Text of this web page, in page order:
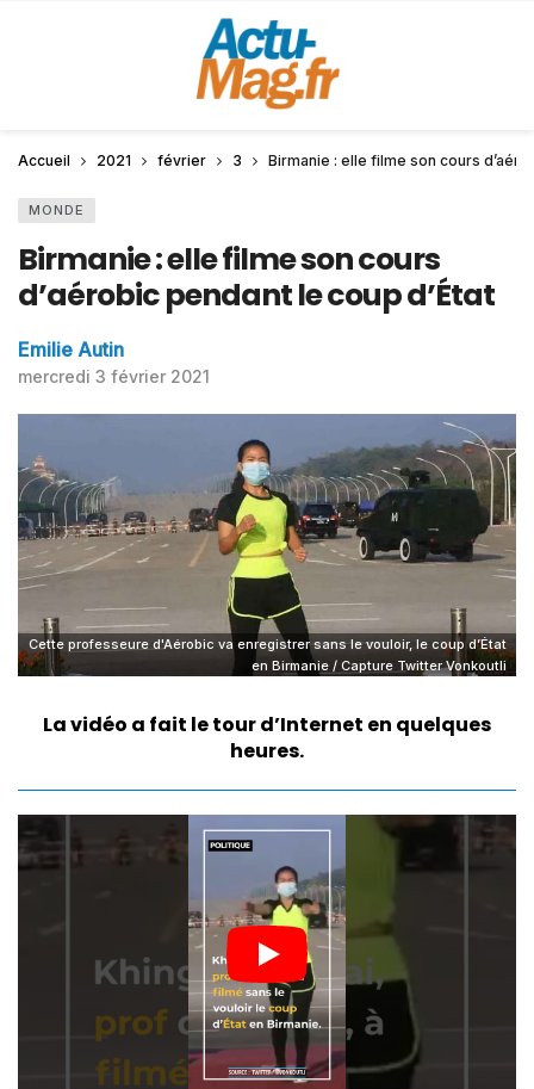
Accueil 2021 février 3 Birmanie : elle filme son cours
MONDE
Birmanie : elle filme son cours
d’aérobic pendant le coup d’État
Emilie Autin
mercredi 3 février 2021
Cette professeure d'Aérobic va enregistrer sans le vouloir, le coup d’État
en Birmanie / Capture Twitter Vonkoutli
La vidéo a fait le tour d’Internet en quelques
heures.